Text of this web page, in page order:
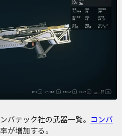
バテック社の武器一覧。 コンバ
が増加する。